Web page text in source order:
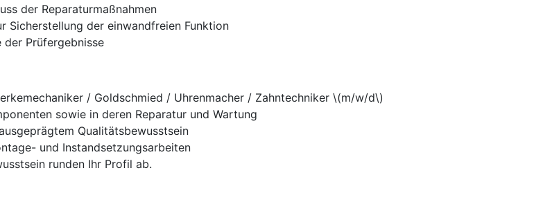
der Reparaturmaßnahmen
Sicherstellung der einwandfreien Funktion
Prüfergebnisse
/ Goldschmied / Uhrenmacher / Zahntechniker \(m/w/d\)
sowie in deren Reparatur und Wartung
Qualitätsbewusstsein
und Instandsetzungsarbeiten
runden Ihr Profil ab.